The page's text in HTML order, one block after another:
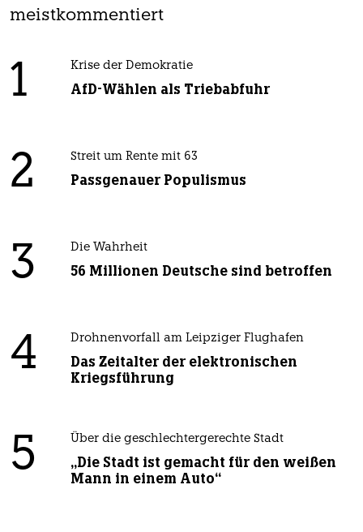
meistkommentiert
1 Krise der Demokratie
AfD-Wählen als Triebabfuhr
2 Streit um Rente mit 63
Passgenauer Populismus
3 Die Wahrheit
56 Millionen Deutsche sind betroffen
4 Drohnenvorfall am Leipziger Flughafen
Das Zeitalter der elektronischen
Kriegsführung
5 Über die geschlechtergerechte Stadt
„Die Stadt ist gemacht für den weißen
Mann in einem Auto“